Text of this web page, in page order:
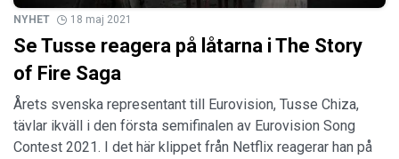
NYHET 18 maj 2021
Se Tusse reagera på låtarna i The Story
of Fire Saga
Årets svenska representant till Eurovision, Tusse Chiza,
tävlar ikväll i den första semifinalen av Eurovision Song
Contest 2021. I det här klippet från Netflix reagerar han på